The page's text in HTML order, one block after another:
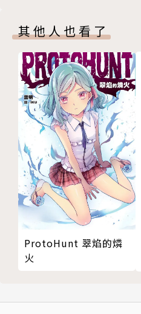
其他人也看了
ProtoHunt 翠焰的燐
火